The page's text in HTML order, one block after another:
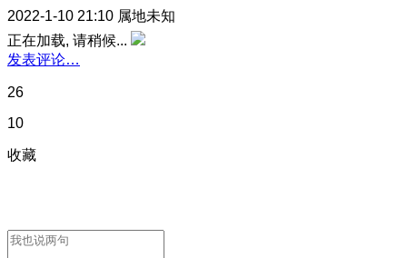
2022-1-10 21:10 属地未知
正在加载, 请稍候...
发表评论…
26
10
收藏